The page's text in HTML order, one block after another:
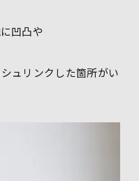
凹凸や
ュリンクした箇所がい